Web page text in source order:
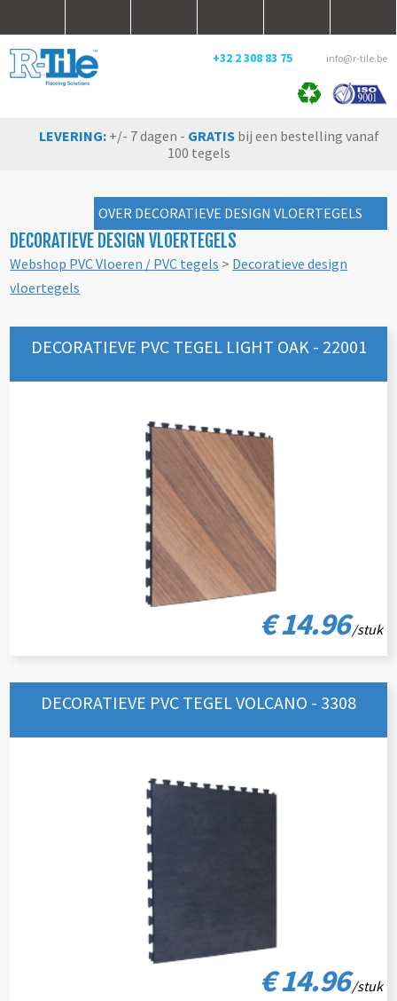
+32 2 308 83 75 info@r-tile.be
LEVERING: +/- 7 dagen - GRATISbij een bestelling vanaf
100 tegels
OVER DECORATIEVE DESIGN VLOERTEGELS
DECORATIEVE DESIGN VLOERTEGELS
Webshop PVC Vloeren / PVC tegels > Decoratieve design
vloertegels
DECORATIEVE PVC TEGEL LIGHT OAK - 22001
€ 14.96/stuk
DECORATIEVE PVC TEGEL VOLCANO - 3308
€ 14.96/stuk